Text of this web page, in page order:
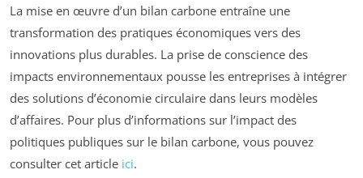
La mise en œuvre d’un bilan carbone entraîne une
transformation des pratiques économiques vers des
innovations plus durables. La prise de conscience des
impacts environnementaux pousse les entreprises à intégrer
des solutions d’économie circulaire dans leurs modèles
d’affaires. Pour plus d’informations sur l’impact des
politiques publiques sur le bilan carbone, vous pouvez
consulter cet article ici.